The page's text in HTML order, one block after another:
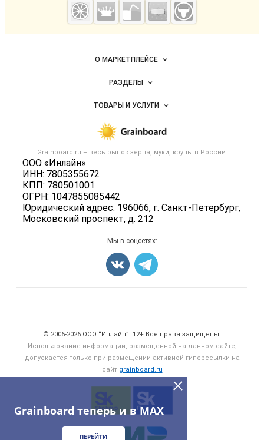
Grainboard теперь и в MAX
ПЕРЕЙТИ
— зерно и
мука
Важные разделы и контакты
Grainboard.ru – весь рынок зерна, муки, крупы в России.
ООО «Инлайн»
ИНН: 7805355672
КПП: 780501001
ОГРН: 1047855085442
Юридический адрес: 196066, г. Санкт-Петербург,
Московский проспект, д. 212
Навигация по сайтуО МАРКЕТПЛЕЙСЕ
Новости Grainboard.ru
Размещение рекламы
Публичная оферта
Контактная информация
Политика обработки персональных данных
РАЗДЕЛЫ
Объявления
Новости рынка
ТОВАРЫ И УСЛУГИ
Мука
Оборудование
Прочее
Карта объявлений
Мы в соцсетях:
© 2006‑2026 ООО “Инлайн”. 12+ Все права защищены.
Использование информации, размещенной на данном сайте,
допускается только при размещении активной гиперссылки на
сайт grainboard.ru